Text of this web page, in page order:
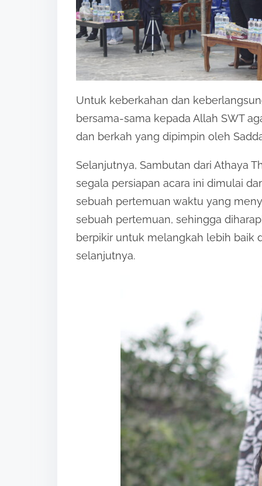
Untuk keberkahan dan
bersama-sama kepada Allah SWT
dan berkah yang dipimpin oleh
Selanjutnya, Sambutan dari Athaya
segala persiapan acara ini dimulai
sebuah pertemuan waktu yang
sebuah pertemuan, sehingga
berpikir untuk melangkah lebih baik
selanjutnya.